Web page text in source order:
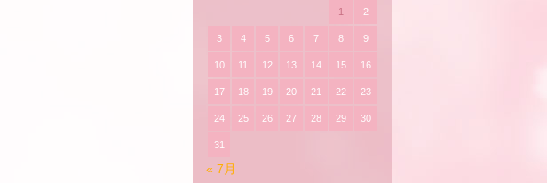
1 2
3 4 5 6 7 8 9
10 11 12 13 14 15 16
17 18 19 20 21 22 23
24 25 26 27 28 29 30
31
« 7月